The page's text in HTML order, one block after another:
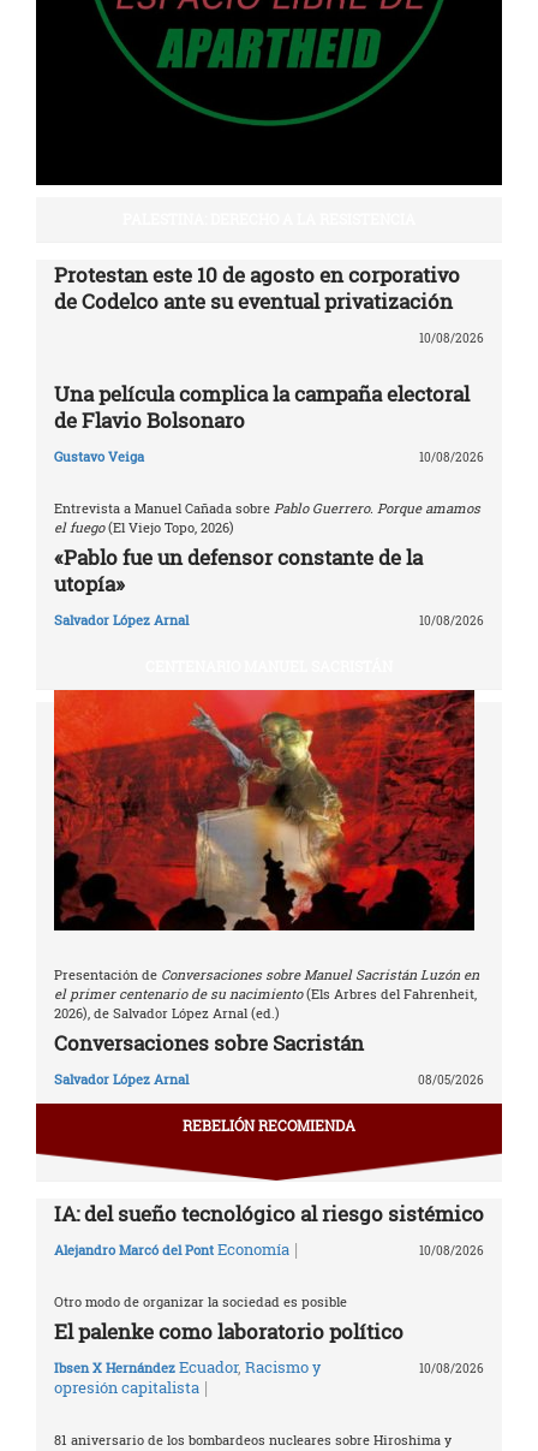
Protestan este 10 de agosto en corporativo
de Codelco ante su eventual privatización
10/08/2026
Una película complica la campaña electoral
de Flavio Bolsonaro
Gustavo Veiga 10/08/2026
Entrevista a Manuel Cañada sobre Pablo Guerrero. Porque amamos
el fuego(El Viejo Topo, 2026)
«Pablo fue un defensor constante de la
utopía»
Salvador López Arnal 10/08/2026
Presentación de Conversaciones sobre Manuel Sacristán Luzón en
el primer centenario de su nacimiento(Els Arbres del Fahrenheit,
2026), de Salvador López Arnal (ed.)
Conversaciones sobre Sacristán
Salvador López Arnal 08/05/2026
REBELIÓN RECOMIENDA
IA: del sueño tecnológico al riesgo sistémico
Alejandro Marcó del Pont Economía | 10/08/2026
Otro modo de organizar la sociedad es posible
El palenke como laboratorio político
Ibsen X Hernández Ecuador, Racismo y
opresión capitalista |
10/08/2026
81 aniversario de los bombardeos nucleares sobre Hiroshima y